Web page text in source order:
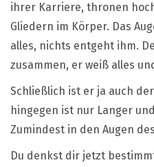
ihrer Karriere, thronen
Gliedern im Körper. Das
alles, nichts entgeht ihm.
zusammen, er weiß alles
Schließlich ist er ja auch
hingegen ist nur Langer
Zumindest in den Augen
Du denkst dir jetzt